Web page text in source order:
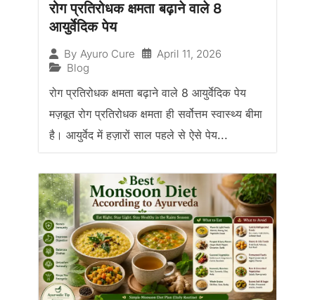
रोग प्रतिरोधक क्षमता बढ़ाने वाले 8
आयुर्वेदिक पेय
By Ayuro Cure
April 11, 2026
Blog
रोग प्रतिरोधक क्षमता बढ़ाने वाले 8 आयुर्वेदिक पेय
मज़बूत रोग प्रतिरोधक क्षमता ही सर्वोत्तम स्वास्थ्य बीमा
है। आयुर्वेद में हज़ारों साल पहले से ऐसे पेय...